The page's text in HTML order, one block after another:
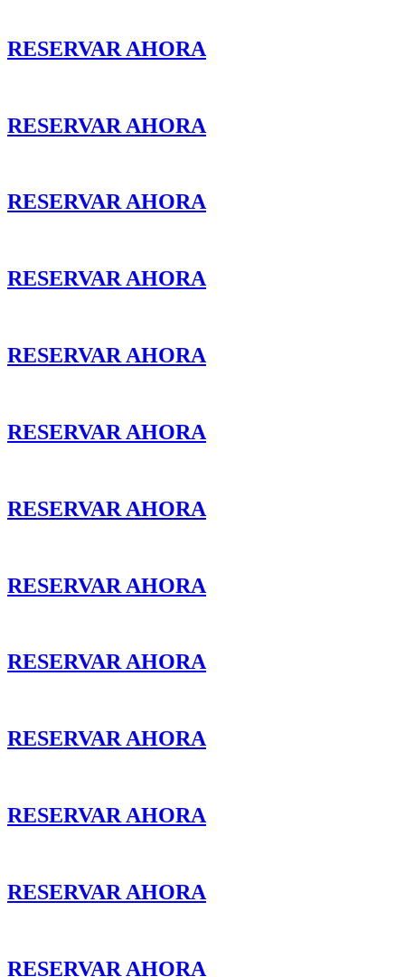
RESERVAR AHORA
RESERVAR AHORA
RESERVAR AHORA
RESERVAR AHORA
RESERVAR AHORA
RESERVAR AHORA
RESERVAR AHORA
RESERVAR AHORA
RESERVAR AHORA
RESERVAR AHORA
RESERVAR AHORA
RESERVAR AHORA
RESERVAR AHORA